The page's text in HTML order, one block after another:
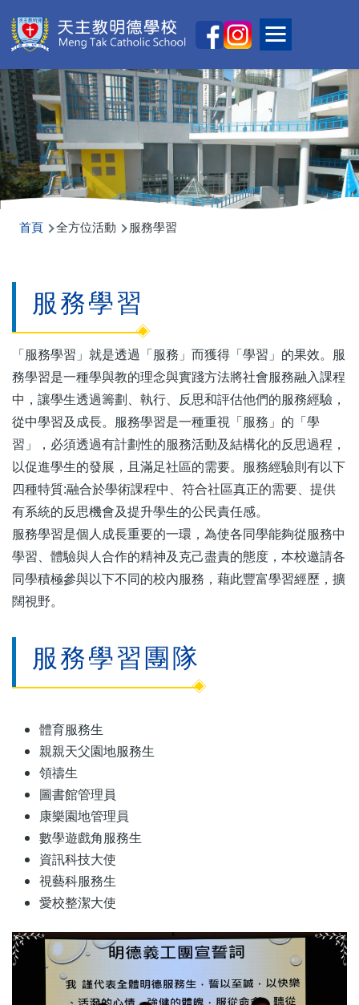
Toggle
Main
導
連
首頁 全方位活動 服務學習
服務學習
「服務學習」就是透過「服務」而獲得「學習」的果效。服
務學習是一種學與教的理念與實踐方法將社會服務融入課程
中，讓學生透過籌劃、執行、反思和評估他們的服務經驗，
從中學習及成長。服務學習是一種重視「服務」的「學
習」，必須透過有計劃性的服務活動及結構化的反思過程，
以促進學生的發展，且滿足社區的需要。服務經驗則有以下
四種特質:融合於學術課程中、符合社區真正的需要、提供
有系統的反思機會及提升學生的公民責任感。
服務學習是個人成長重要的一環，為使各同學能夠從服務中
學習、體驗與人合作的精神及克己盡責的態度，本校邀請各
同學積極參與以下不同的校內服務，藉此豐富學習經歷，擴
闊視野。
服務學習團隊
體育服務生
親親天父園地服務生
領禱生
圖書館管理員
康樂園地管理員
數學遊戲角服務生
資訊科技大使
視藝科服務生
愛校整潔大使